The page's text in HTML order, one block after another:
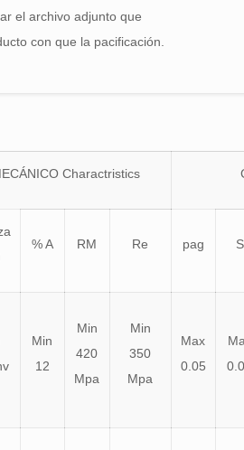
el archivo adjunto que
con que la pacificación.
Charactristics
% A RM Re pag S
Min
12
Min
420
Mpa
Min
350
Mpa
Max
0.05